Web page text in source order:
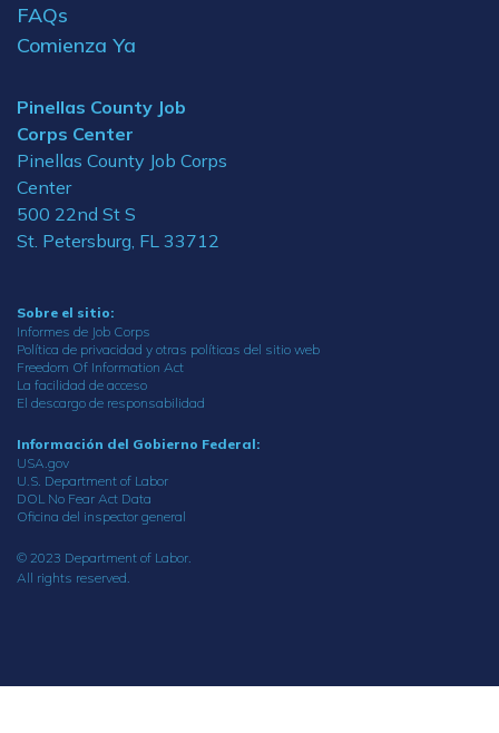
FAQs
Comienza Ya
Pinellas County Job
Corps Center
Pinellas County Job Corps
Center
500 22nd St S
St. Petersburg, FL 33712
Sobre el sitio:
Informes de Job Corps
Política de privacidad y otras políticas del sitio web
Freedom Of Information Act
La facilidad de acceso
El descargo de responsabilidad
Información del Gobierno Federal:
USA.gov
U.S. Department of Labor
DOL No Fear Act Data
Oficina del inspector general
© 2023 Department of Labor.
All rights reserved.